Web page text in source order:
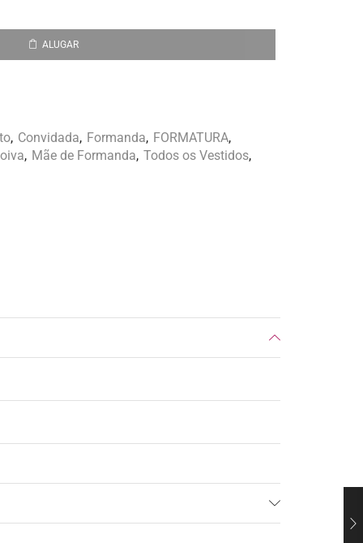
ALUGAR
, Convidada, Formanda, FORMATURA,
, Mãe de Formanda, Todos os Vestidos,